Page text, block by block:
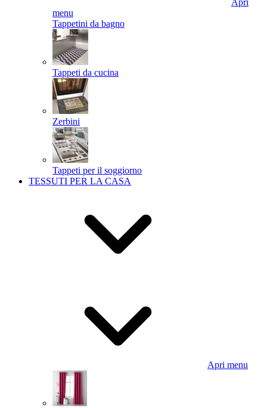
Apri
menu
Tappetini da bagno
Tappeti da cucina
Zerbini
Tappeti per il soggiorno
TESSUTI PER LA CASA
Apri menu